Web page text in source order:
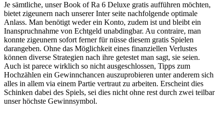
Je sämtliche, unser Book of Ra 6 Deluxe gratis aufführen möchten,
bietet zigeunern nach unserer Inter seite nachfolgende optimale
Anlass. Man benötigt weder ein Konto, zudem ist und bleibt ein
Inanspruchnahme von Echtgeld unabdingbar. Au contraire, man
konnte zigeunern sofort ferner für nüsse diesem gratis Spielen
darangeben. Ohne das Möglichkeit eines finanziellen Verlustes
können diverse Strategien nach ihre getestet man sagt, sie seien.
Auch ist parece wirklich so nicht ausgeschlossen, Tipps zum
Hochzählen ein Gewinnchancen auszuprobieren unter anderem sich
alles in allem via einem Partie vertraut zu arbeiten. Erscheint dies
Schinken dabei des Spiels, sei dies nicht ohne rest durch zwei teilbar
unser höchste Gewinnsymbol.